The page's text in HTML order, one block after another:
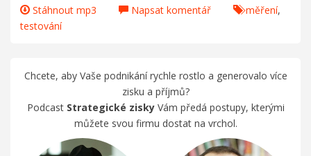
Stáhnout mp3 Napsat komentář měření,
testování
Chcete, aby Vaše podnikání rychle rostlo a generovalo více
zisku a příjmů?
Podcast Strategické ziskyVám předá postupy, kterými
můžete svou firmu dostat na vrchol.